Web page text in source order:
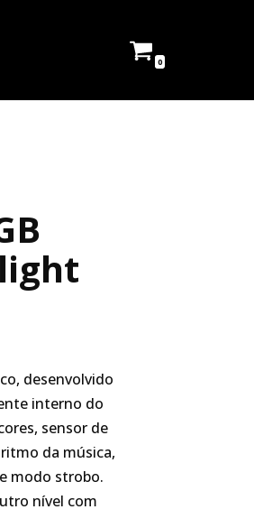
0
desenvolvido
interno do
sensor de
da música,
modo strobo.
nível com